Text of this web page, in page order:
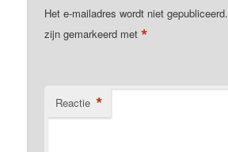
Het e-mailadres wordt niet gepubliceerd.
zijn gemarkeerd met*
Reactie *